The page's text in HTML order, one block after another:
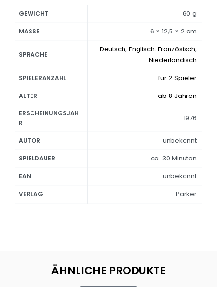
GEWICHT 60 g
MASSE 6 × 12,5 × 2 cm
SPRACHE
Deutsch, Englisch, Französisch,
Niederländisch
SPIELERANZAHL für 2 Spieler
ALTER ab 8 Jahren
ERSCHEINUNGSJAH
R
1976
AUTOR unbekannt
SPIELDAUER ca. 30 Minuten
EAN unbekannt
VERLAG Parker
ÄHNLICHE PRODUKTE